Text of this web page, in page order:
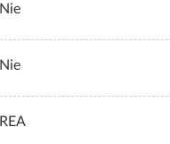
Nie
Nie
REA